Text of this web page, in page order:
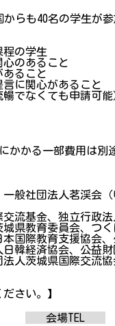
らも40名の学生が参
程の学生
心のあること
あること
に関心があること
でなくても申請可能
かかる一部費用は別
般社団法人茗渓会（
流基金、独立行政
県教育委員会、つ
国際教育支援協会
韓経済協会、公益
人茨城県国際交流
さい。】
会場TEL